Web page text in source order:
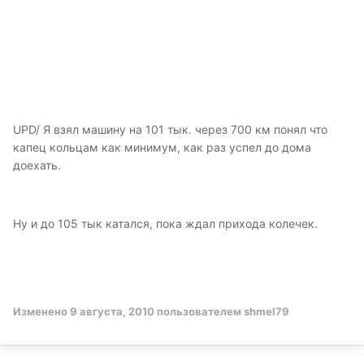
UPD/ Я взял машину на 101 тык. через 700 км понял что
капец кольцам как минимум, как раз успел до дома
доехать.
Ну и до 105 тык катался, пока ждал прихода колечек.
Изменено9 августа, 2010 пользователем shmel79